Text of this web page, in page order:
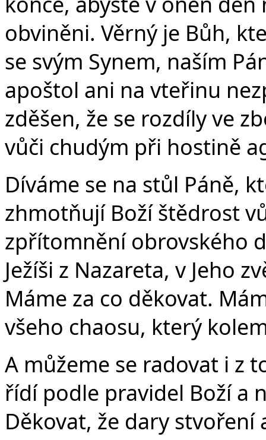
obviněni. Věrný je Bůh,
se svým Synem, naším
apoštol ani na vteřinu
zděšen, že se rozdíly ve
vůči chudým při hostině
Díváme se na stůl Páně,
zhmotňují Boží štědrost
zpřítomnění obrovského
Ježíši z Nazareta, v Jeho
Máme za co děkovat.
všeho chaosu, který
A můžeme se radovat i z
řídí podle pravidel Boží a
Děkovat, že dary stvoření